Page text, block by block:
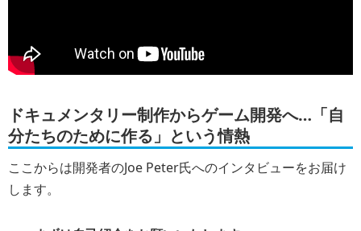
ドキュメンタリー制作からゲーム開発へ…「自
分たちのために作る」という情熱
ここからは開発者のJoe Peter氏へのインタビューをお届け
します。